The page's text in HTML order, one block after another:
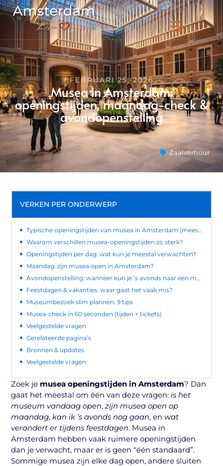
FEBRUARI 25, 2026
Musea in Amsterdam:
openingstijden, maandag-check &
avondopenstelling
Zaalverhuur
Zoek je musea openingstijden in Amsterdam? Dan
gaat het meestal om één van deze vragen: is het
museum vandaag open,zijn musea open op
maandag, kan ik ’s avonds nog gaan, en wat
verandert er tijdens feestdagen. Musea in
Amsterdam hebben vaak ruimere openingstijden
dan je verwacht, maar er is geen “één standaard”.
Sommige musea zijn elke dag open, andere sluiten
VERKEN PER ONDERWERP
Typische openingstijden van musea in Amsterdam (meestal)
Waarom verschillen musea-openingstijden zo sterk?
Openingstijden per dag: wat kun je meestal verwachten?
Maandag: zijn musea open in Amsterdam?
Avondopenstelling: wanneer kun je ’s avonds naar een museum?
Feestdagen & vakanties: waar gaat het vaak mis?
Museumbezoek slim plannen: 9 tips
Musea-check in 60 seconden (tijden + tickets)
Veelgestelde vragen
Gerelateerde pagina’s
Bronnen & updates
Veelgestelde vragen